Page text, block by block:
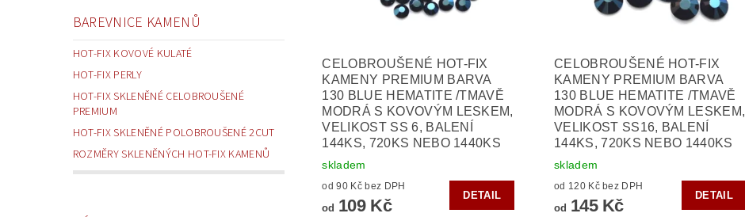
BAREVNICE KAMENŮ
HOT-FIX KOVOVÉ KULATÉ
HOT-FIX PERLY
HOT-FIX SKLENĚNÉ CELOBROUŠENÉ
PREMIUM
HOT-FIX SKLENĚNÉ POLOBROUŠENÉ 2CUT
ROZMĚRY SKLENĚNÝCH HOT-FIX KAMENŮ
CELOBROUŠENÉ HOT-FIX
KAMENY PREMIUM BARVA
130 BLUE HEMATITE /TMAVĚ
MODRÁ S KOVOVÝM LESKEM,
VELIKOST SS 6, BALENÍ
144KS, 720KS NEBO 1440KS
skladem
od 90 Kč bez DPH
od 109 Kč
DETAIL
CELOBROUŠENÉ HOT-FIX
KAMENY PREMIUM BARVA
130 BLUE HEMATITE /TMAVĚ
MODRÁ S KOVOVÝM LESKEM,
VELIKOST SS16, BALENÍ
144KS, 720KS NEBO 1440KS
skladem
od 120 Kč bez DPH
od 145 Kč
DETAIL